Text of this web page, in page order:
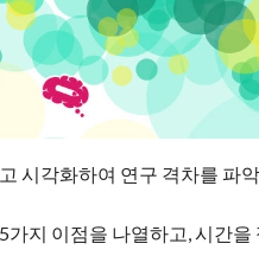
시각화하여 연구 격차를 파
지 이점을 나열하고, 시간을